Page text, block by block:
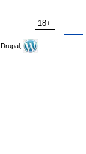
18+
Drupal,